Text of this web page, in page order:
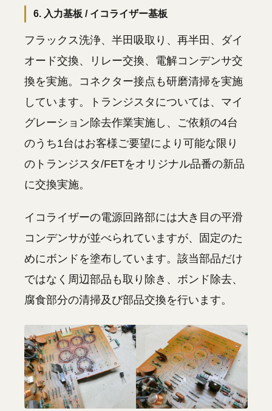
6. 入力基板 / イコライザー基板
フラックス洗浄、半田吸取り、再半田、ダイ
オード交換、リレー交換、電解コンデンサ交
換を実施。コネクター接点も研磨清掃を実施
しています。トランジスタについては、マイ
グレーション除去作業実施し、ご依頼の4台
のうち1台はお客様ご要望により可能な限り
のトランジスタ/FETをオリジナル品番の新品
に交換実施。
イコライザーの電源回路部には大き目の平滑
コンデンサが並べられていますが、固定のた
めにボンドを塗布しています。該当部品だけ
ではなく周辺部品も取り除き、ボンド除去、
腐食部分の清掃及び部品交換を行います。